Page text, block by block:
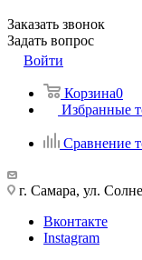
Заказать звонок
Задать вопрос
Войти
Корзина0
Избранные
Сравнение
г. Самара, ул.
Вконтакте
Instagram